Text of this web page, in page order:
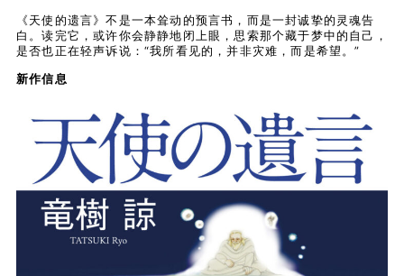
《天使的遗言》不是一本耸动的预言书，而是一封诚挚的灵魂告
白。读完它，或许你会静静地闭上眼，思索那个藏于梦中的自己，
是否也正在轻声诉说：“我所看见的，并非灾难，而是希望。”
新作信息